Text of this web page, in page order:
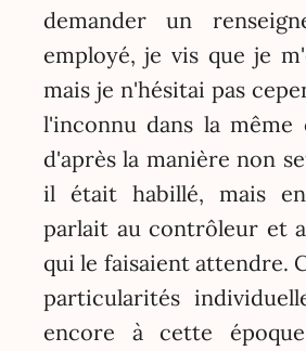
demander un
employé, je vis que je
mais je n'hésitai pas
l'inconnu dans la même
d'après la manière non
il était habillé, mais
parlait au contrôleur et
qui le faisaient attendre.
particularités
encore à cette